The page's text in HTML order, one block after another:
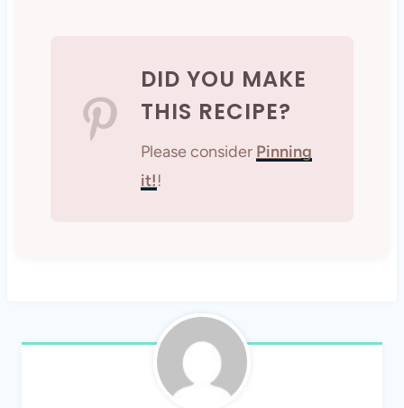
DID YOU MAKE
THIS RECIPE?
Please consider Pinning
it!!